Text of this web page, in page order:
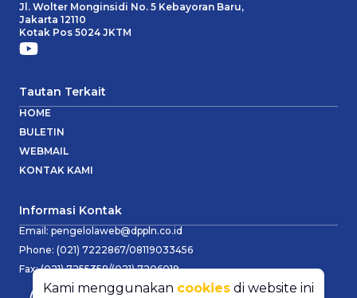
Jl. Wolter Monginsidi No. 5 Kebayoran Baru,
Jakarta 12110
Kotak Pos 5024 JKTM
Tautan Terkait
HOME
BULETIN
WEBMAIL
KONTAK KAMI
Informasi Kontak
Email: pengelolaweb@dppln.co.id
Phone: (021) 7222867/08119033456
Fax:(021) 7255358/(021) 7206019
Kami menggunakan cookies di website ini